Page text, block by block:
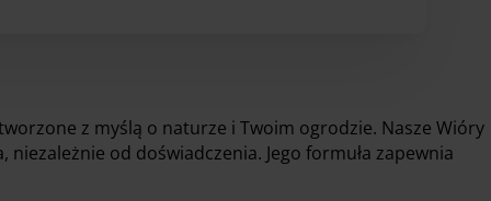
z myślą o naturze i Twoim ogrodzie. Nasze Wióry
od doświadczenia. Jego formuła zapewnia